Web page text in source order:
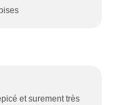
et surement très